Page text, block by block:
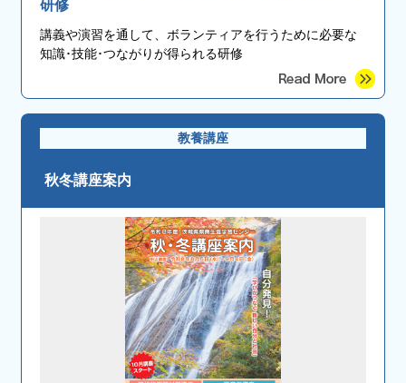
研修
講義や演習を通して、ボランティアを行うために必要な
知識･技能･つながりが得られる研修
教養講座
秋冬講座案内